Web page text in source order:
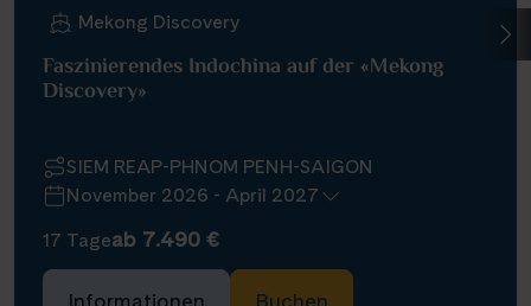
Mekong Discovery
Faszinierendes Indochina auf der «Mekong
Discovery»
SIEM REAP-PHNOM PENH-SAIGON
November 2026 - April 2027
17 Tageab 7.490 €
Informationen Buchen